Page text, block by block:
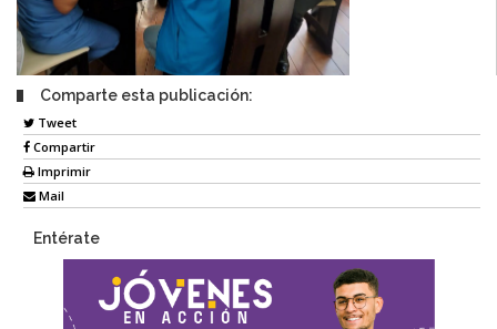
Comparte esta publicación:
Tweet
Compartir
Imprimir
Mail
Entérate